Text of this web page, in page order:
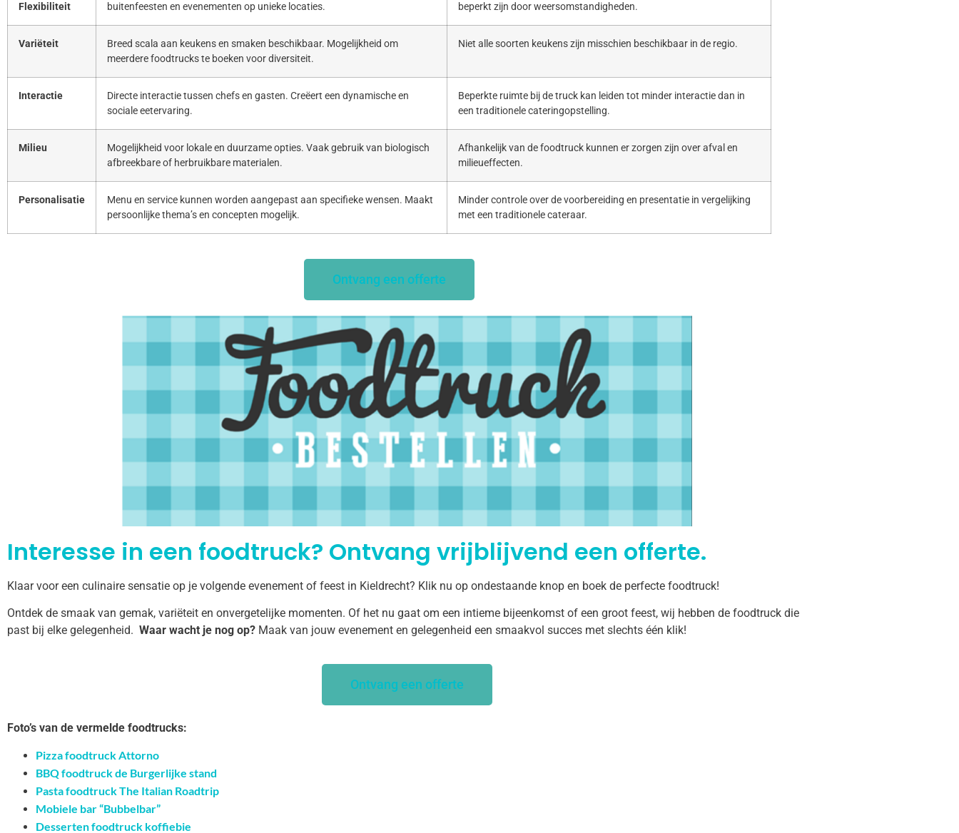
Flexibiliteit
buitenfeesten en evenementen op unieke locaties.
beperkt zijn door weersomstandigheden.
Variëteit
Breed scala aan keukens en smaken beschikbaar. Mogelijkheid om
meerdere foodtrucks te boeken voor diversiteit.
Niet alle soorten keukens zijn misschien beschikbaar in de regio.
Interactie
Directe interactie tussen chefs en gasten. Creëert een dynamische en
sociale eetervaring.
Beperkte ruimte bij de truck kan leiden tot minder interactie dan in
een traditionele cateringopstelling.
Milieu
Mogelijkheid voor lokale en duurzame opties. Vaak gebruik van biologisch
afbreekbare of herbruikbare materialen.
Afhankelijk van de foodtruck kunnen er zorgen zijn over afval en
milieueffecten.
Personalisatie
Menu en service kunnen worden aangepast aan specifieke wensen. Maakt
persoonlijke thema’s en concepten mogelijk.
Minder controle over de voorbereiding en presentatie in vergelijking
met een traditionele cateraar.
Ontvang een offerte
Interesse in een foodtruck? Ontvang vrijblijvend een offerte.
Klaar voor een culinaire sensatie op je volgende evenement of feest in Kieldrecht? Klik nu op ondestaande knop en boek de perfecte foodtruck!
Ontdek de smaak van gemak, variëteit en onvergetelijke momenten. Of het nu gaat om een intieme bijeenkomst of een groot feest, wij hebben de foodtruck die
past bij elke gelegenheid. Waar wacht je nog op? Maak van jouw evenement en gelegenheid een smaakvol succes met slechts één klik!
Ontvang een offerte
Foto’s van de vermelde foodtrucks:
Pizza foodtruck Attorno
BBQ foodtruck de Burgerlijke stand
Pasta foodtruck The Italian Roadtrip
Mobiele bar “Bubbelbar”
Desserten foodtruck koffiebie